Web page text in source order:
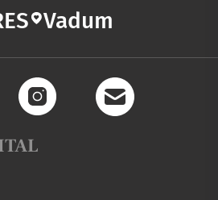
Vadum